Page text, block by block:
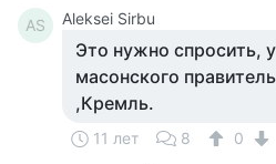
AS Aleksei Sirbu
Это нужно спросить,
масонского
,Кремль.
11 лет 8
0